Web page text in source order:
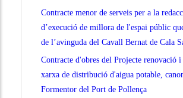
Contracte menor de serveis per a la
d’execució de millora de l'espai públic
de l’avinguda del Cavall Bernat de Cala
Contracte d'obres del Projecte renovació
xarxa de distribució d'aigua potable,
Formentor del Port de Pollença